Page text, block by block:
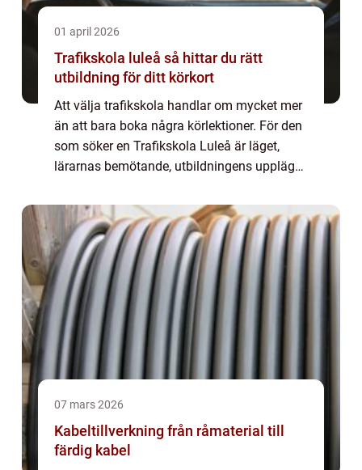
01 april 2026
Trafikskola luleå så hittar du rätt
utbildning för ditt körkort
Att välja trafikskola handlar om mycket mer
än att bara boka några körlektioner. För den
som söker en Trafikskola Luleå är läget,
lärarnas bemötande, utbildningens upplägg
praktik avgörande. En genomtänkt körko...
07 mars 2026
Kabeltillverkning från råmaterial till
färdig kabel